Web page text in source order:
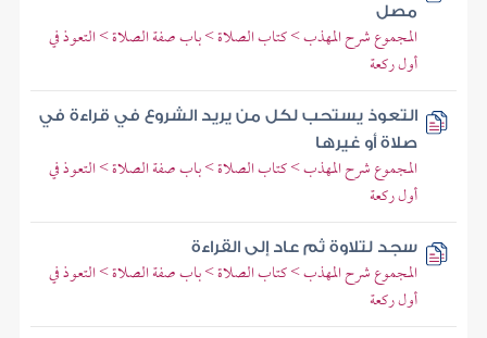
مصل
المجموع شرح المهذب > كتاب الصلاة > باب صفة الصلاة > التعوذ في
أول ركعة
التعوذ يستحب لكل من يريد الشروع في قراءة في
صلاة أو غيرها
المجموع شرح المهذب > كتاب الصلاة > باب صفة الصلاة > التعوذ في
أول ركعة
سجد لتلاوة ثم عاد إلى القراءة
المجموع شرح المهذب > كتاب الصلاة > باب صفة الصلاة > التعوذ في
أول ركعة